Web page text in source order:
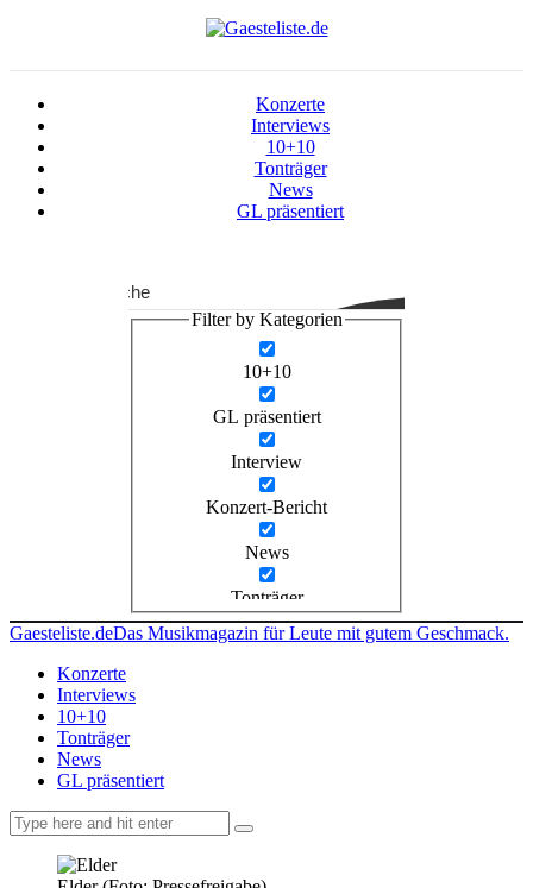
Konzerte
Interviews
10+10
Tonträger
News
GL präsentiert
Suche
Filter by Kategorien
10+10
GL präsentiert
Interview
Konzert-Bericht
News
Tonträger
Gaesteliste.deDas Musikmagazin für Leute mit gutem Geschmack.
Konzerte
Interviews
10+10
Tonträger
News
GL präsentiert